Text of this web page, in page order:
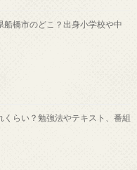
船橋市のどこ？出身小学校や中
くらい？勉強法やテキスト、番組